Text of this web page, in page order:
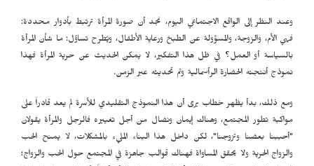
وعند النظر إلى الواقع الاجتماعي اليوم، نجد أن صورة المرأة ترتبط بأدوار محددة:
فهي الأم، والزوجة، والمسؤولة عن الطبخ ورعاية الأطفال، ويُطرح تساؤل: ما شأن المرأة
بالسياسة أو العمل؟ في ظل هذا التفكير، لا يمكن الحديث عن حرية المرأة فهذا
نموذج أنتجته الحضارة الرأسمالية وتم تحديثه عبر الزمن.
ومع ذلك، بدأ يظهر خطاب يرى أن هذا النموذج التقليدي للأسرة لم يعد قادراً على
مواكبة تطور المجتمع، وهناك إيمان ونضال من أجل تغييره فالرجل والمرأة يقولان
"أحببنا بعضنا وتزوجنا"، لكن داخل هذا البناء المليء بالمشكلات، لا يمنح الحب
والزواج الحرية ولا يحقق المساواة فهناك قوالب جاهزة في المجتمع حول الحب والزواج؛